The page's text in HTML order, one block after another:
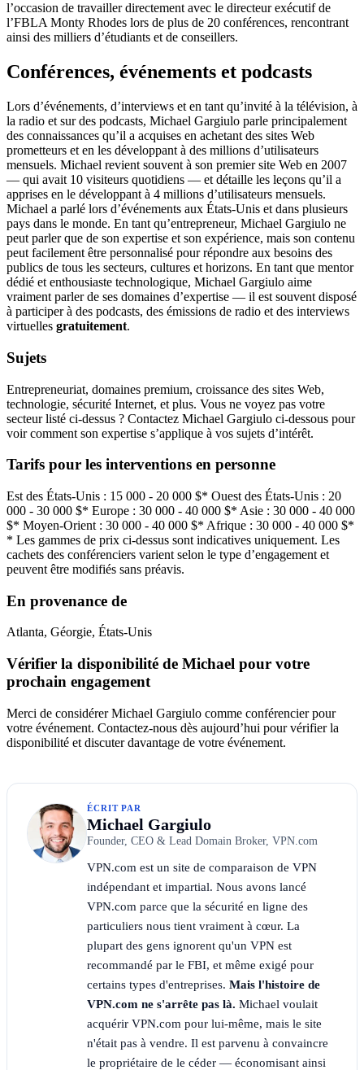
l’occasion de travailler directement avec le directeur exécutif de
l’FBLA Monty Rhodes lors de plus de 20 conférences, rencontrant
ainsi des milliers d’étudiants et de conseillers.
Conférences, événements et podcasts
Lors d’événements, d’interviews et en tant qu’invité à la télévision, à
la radio et sur des podcasts, Michael Gargiulo parle principalement
des connaissances qu’il a acquises en achetant des sites Web
prometteurs et en les développant à des millions d’utilisateurs
mensuels. Michael revient souvent à son premier site Web en 2007
— qui avait 10 visiteurs quotidiens — et détaille les leçons qu’il a
apprises en le développant à 4 millions d’utilisateurs mensuels.
Michael a parlé lors d’événements aux États-Unis et dans plusieurs
pays dans le monde. En tant qu’entrepreneur, Michael Gargiulo ne
peut parler que de son expertise et son expérience, mais son contenu
peut facilement être personnalisé pour répondre aux besoins des
publics de tous les secteurs, cultures et horizons. En tant que mentor
dédié et enthousiaste technologique, Michael Gargiulo aime
vraiment parler de ses domaines d’expertise — il est souvent disposé
à participer à des podcasts, des émissions de radio et des interviews
virtuelles gratuitement.
Sujets
Entrepreneuriat, domaines premium, croissance des sites Web,
technologie, sécurité Internet, et plus. Vous ne voyez pas votre
secteur listé ci-dessus ? Contactez Michael Gargiulo ci-dessous pour
voir comment son expertise s’applique à vos sujets d’intérêt.
Tarifs pour les interventions en personne
Est des États-Unis : 15 000 - 20 000 $* Ouest des États-Unis : 20
000 - 30 000 $* Europe : 30 000 - 40 000 $* Asie : 30 000 - 40 000
$* Moyen-Orient : 30 000 - 40 000 $* Afrique : 30 000 - 40 000 $*
* Les gammes de prix ci-dessus sont indicatives uniquement. Les
cachets des conférenciers varient selon le type d’engagement et
peuvent être modifiés sans préavis.
En provenance de
Atlanta, Géorgie, États-Unis
Vérifier la disponibilité de Michael pour votre
prochain engagement
Merci de considérer Michael Gargiulo comme conférencier pour
votre événement. Contactez-nous dès aujourd’hui pour vérifier la
disponibilité et discuter davantage de votre événement.
ÉCRIT PAR
Michael Gargiulo
Founder, CEO & Lead Domain Broker, VPN.com
VPN.com est un site de comparaison de VPN
indépendant et impartial. Nous avons lancé
VPN.com parce que la sécurité en ligne des
particuliers nous tient vraiment à cœur. La
plupart des gens ignorent qu'un VPN est
recommandé par le FBI, et même exigé pour
certains types d'entreprises. Mais l'histoire de
VPN.com ne s'arrête pas là. Michael voulait
acquérir VPN.com pour lui-même, mais le site
n'était pas à vendre. Il est parvenu à convaincre
le propriétaire de le céder — économisant ainsi